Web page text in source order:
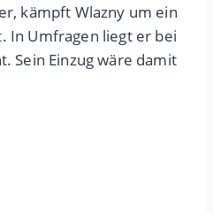
kämpft Wlazny um ein
In Umfragen liegt er bei
Sein Einzug wäre damit